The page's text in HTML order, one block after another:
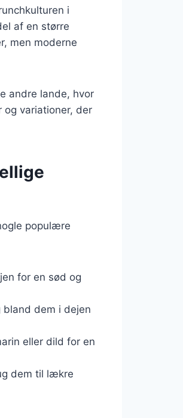
i
af en større
men moderne
andre lande, hvor
og variationer, der
populære
for en sød og
bland dem i dejen
eller dild for en
dem til lækre